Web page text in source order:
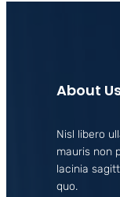
About
Nisl libero
mauris non
lacinia
quo.